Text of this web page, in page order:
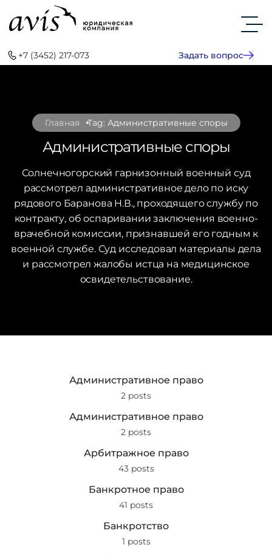
+7 (3452) 217-073 Задать вопрос
Главная Tag: Административные споры
Административные споры
Солнечногорский гарнизонный военный суд
рассмотрел административное дело по иску
рядового Баранова Н.В., проходящего службу по
контракту, об оспаривании заключения военно-
врачебной комиссии, признавшей его годным к
военной службе. Суд исследовал материалы дела
и рассмотрел жалобы истца на медицинское
освидетельствование.
Административное право
2 posts
Административное право
2 posts
Арбитражное право
43 posts
Банкротное право
41 posts
Банкротство
1 posts